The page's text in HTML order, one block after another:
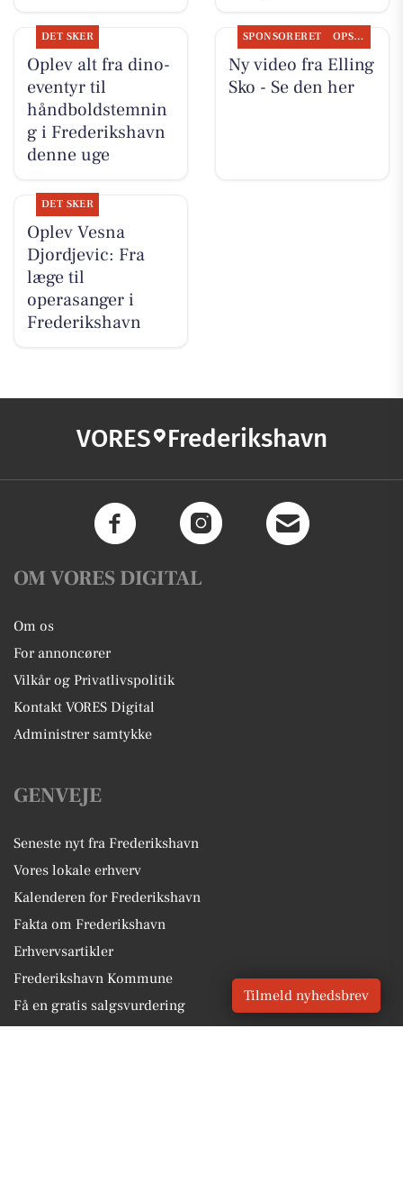
DET SKER
Oplev alt fra dino-
eventyr til
håndboldstemnin
g i Frederikshavn
denne uge
SPONSORERET OPSLAGSTAVLEN
Ny video fra Elling
Sko - Se den her
DET SKER
Oplev Vesna
Djordjevic: Fra
læge til
operasanger i
Frederikshavn
VORES Frederikshavn
OM VORES DIGITAL
Om os
For annoncører
Vilkår og Privatlivspolitik
Kontakt VORES Digital
Administrer samtykke
GENVEJE
Seneste nyt fra Frederikshavn
Vores lokale erhverv
Kalenderen for Frederikshavn
Fakta om Frederikshavn
Erhvervsartikler
Frederikshavn Kommune
Få en gratis salgsvurdering
Sponsoreret indhold
Tilmeld nyhedsbrev